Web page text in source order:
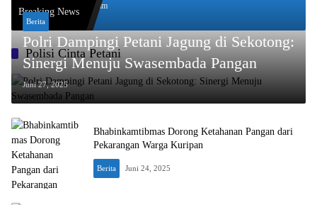
Breaking News
Fokus Edukasi dalam
Polisi Cinta Petani
Berita
Polri Dampingi Petani Jagung di Sekotong:
Sinergi Menuju Swasembada Pangan
Juni 27, 2025
Bhabinkamtibmas Dorong Ketahanan Pangan dari
Pekarangan Warga Kuripan
Berita Juni 24, 2025